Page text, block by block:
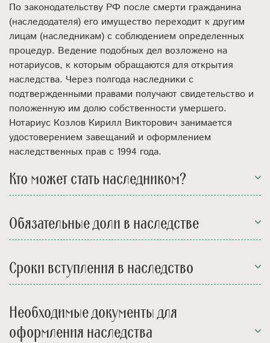
По законодательству РФ после смерти гражданина
(наследодателя) его имущество переходит к другим
лицам (наследникам) с соблюдением определенных
процедур. Ведение подобных дел возложено на
нотариусов, к которым обращаются для открытия
наследства. Через полгода наследники с
подтвержденными правами получают свидетельство и
положенную им долю собственности умершего.
Нотариус Козлов Кирилл Викторович занимается
удостоверением завещаний и оформлением
наследственных прав с 1994 года.
Кто может стать наследником?
Обязательные доли в наследстве
Сроки вступления в наследство
Необходимые документы для
оформления наследства